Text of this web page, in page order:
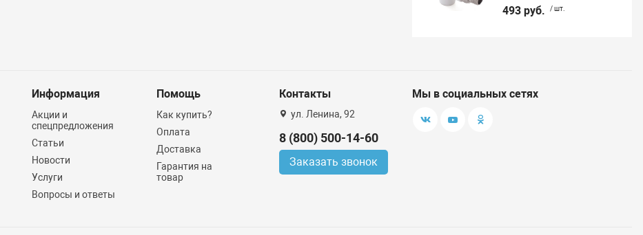
493 руб. / шт.
Информация
Акции и
спецпредложения
Статьи
Новости
Услуги
Вопросы и ответы
Помощь
Как купить?
Оплата
Доставка
Гарантия на
товар
Контакты
ул. Ленина, 92
8 (800) 500-14-60
Заказать звонок
Мы в социальных сетях